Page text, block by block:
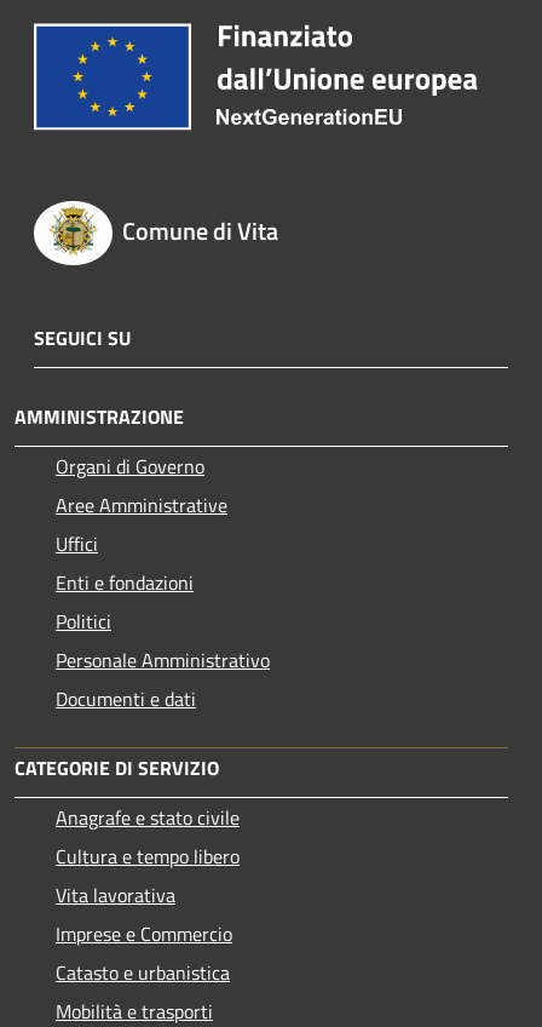
Comune di Vita
SEGUICI SU
AMMINISTRAZIONE
Organi di Governo
Aree Amministrative
Uffici
Enti e fondazioni
Politici
Personale Amministrativo
Documenti e dati
CATEGORIE DI SERVIZIO
Anagrafe e stato civile
Cultura e tempo libero
Vita lavorativa
Imprese e Commercio
Catasto e urbanistica
Mobilità e trasporti